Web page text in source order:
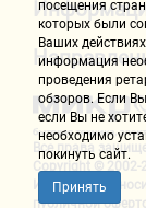
Все права
Copyright © 2002-
Информация
публичной
посещения
которых были
Ваших
информация
проведения
обзоров. Если
если Вы не
необходимо
покинуть сайт.
Принять